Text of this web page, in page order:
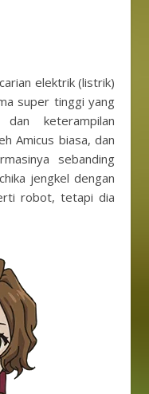
elektrik (listrik)
super tinggi yang
keterampilan
Amicus biasa, dan
sebanding
jengkel dengan
robot, tetapi dia